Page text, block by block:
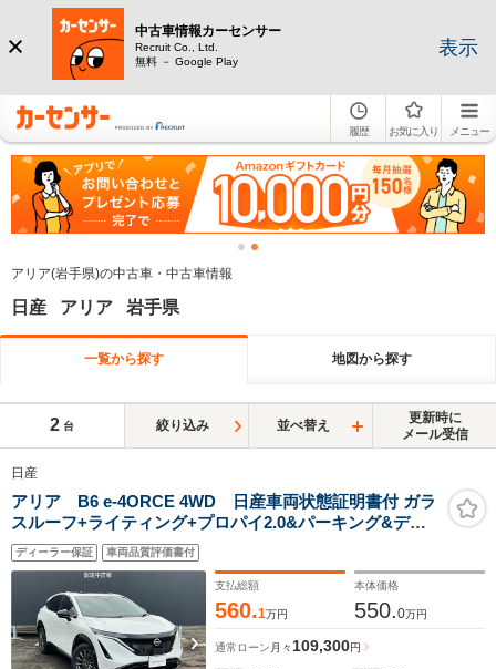
中古車情報カーセンサー
Recruit Co., Ltd.
無料 － Google Play
表示
履歴 お気に入り メニュー
アリア(岩手県)の中古車・中古車情報
日産 アリア 岩手県
一覧から探す 地図から探す
2 台 絞り込み 並べ替え
更新時に
メール受信
日産
アリア B6 e-4ORCE 4WD 日産車両状態証明書付 ガラ
スルーフ+ライティング+プロパイ2.0&パーキング&ディ
スプレイ 寒冷地仕様 クリアビューパック(ワイパーデアイ
サー リヤLEDフォグランプ) BOSE+ナッパレザーシート
ディーラー保証 車両品質評価書付
支払総額
560.1万円
本体価格
550.0万円
通常ローン 月々109,300円